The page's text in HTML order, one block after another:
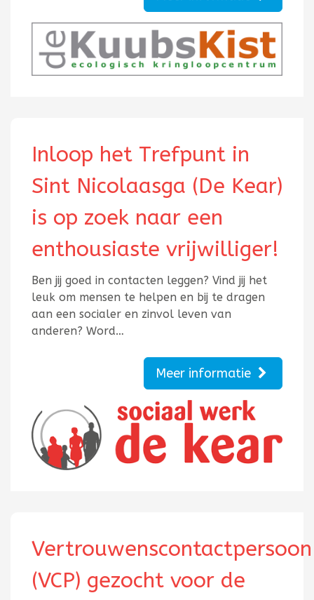
Inloop het Trefpunt in
Sint Nicolaasga (De Kear)
is op zoek naar een
enthousiaste vrijwilliger!
Ben jij goed in contacten leggen? Vind jij het
leuk om mensen te helpen en bij te dragen
aan een socialer en zinvol leven van
anderen? Word…
Meer informatie
Vertrouwenscontactpersoon
(VCP) gezocht voor de